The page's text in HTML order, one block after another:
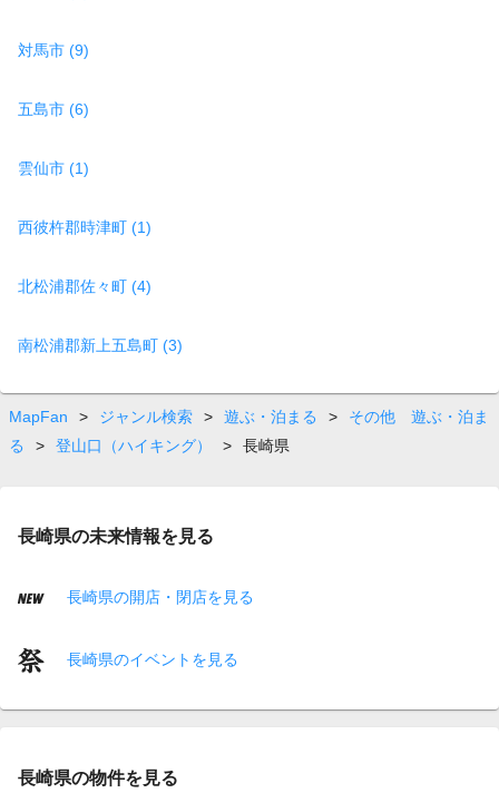
対馬市 (9)
五島市 (6)
雲仙市 (1)
西彼杵郡時津町 (1)
北松浦郡佐々町 (4)
南松浦郡新上五島町 (3)
MapFan > ジャンル検索 > 遊ぶ・泊まる >
その他 遊ぶ・泊ま
る
> 登山口（ハイキング） > 長崎県
長崎県の未来情報を見る
長崎県の開店・閉店を見る
長崎県のイベントを見る
長崎県の物件を見る